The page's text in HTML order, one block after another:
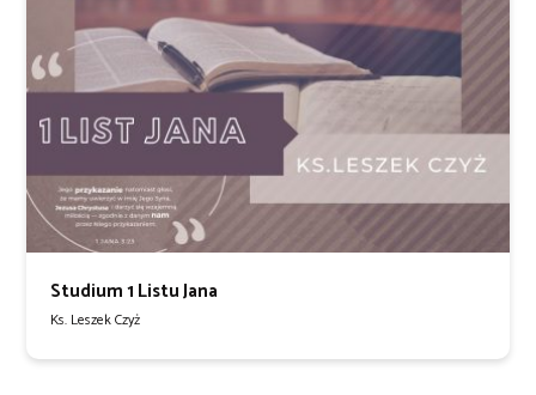
Studium 1 Listu Jana
Ks. Leszek Czyż